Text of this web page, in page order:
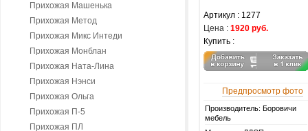
Прихожая Машенька
Прихожая Метод
Прихожая Микс Интеди
Прихожая Монблан
Прихожая Ната-Лина
Прихожая Нэнси
Прихожая Ольга
Прихожая П-5
Прихожая ПЛ
Артикул : 1277
Цена : 1920 руб.
Купить :
Предпросмотр фото
Производитель: Боровичи
мебель